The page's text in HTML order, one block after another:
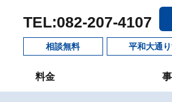
TEL:082-207-4107
相談無料 平和大通
料金